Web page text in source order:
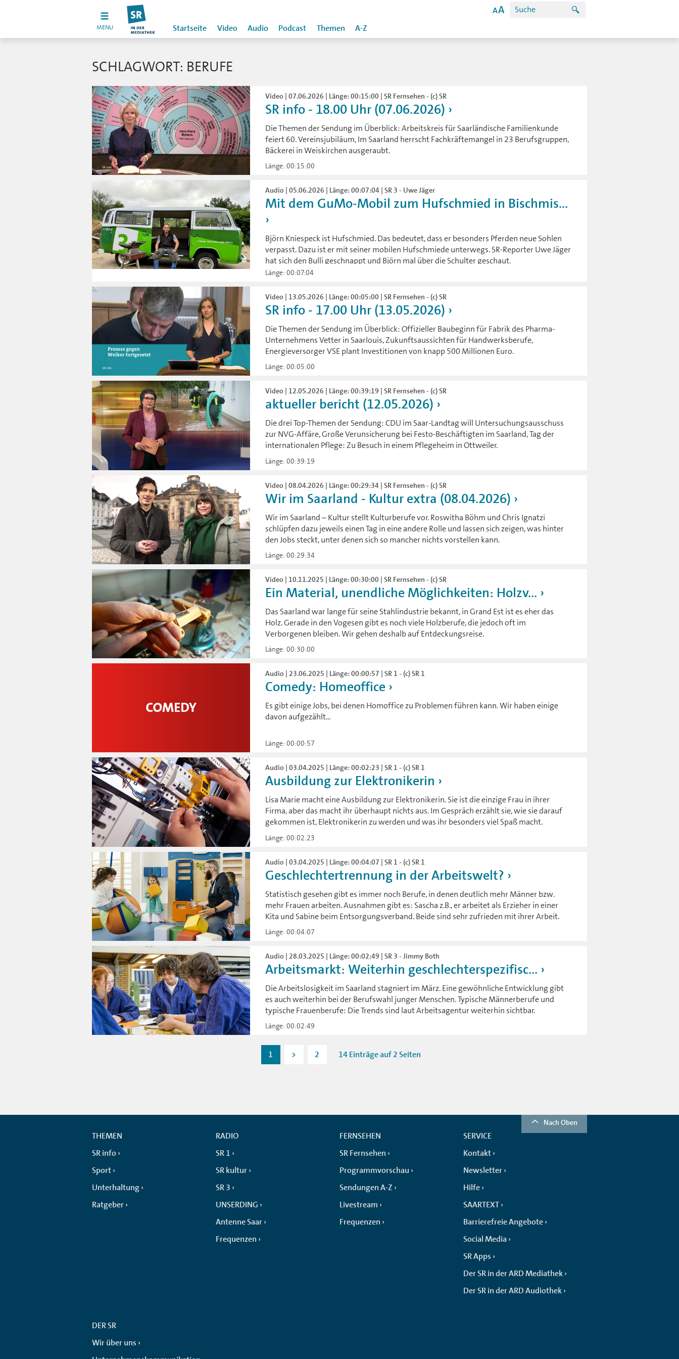
MENU Startseite Video Audio Podcast Themen A-Z
SCHLAGWORT: BERUFE
Video | 07.06.2026 | Länge: 00:15:00 | SR Fernsehen - (c) SR
SR info - 18.00 Uhr (07.06.2026)
Die Themen der Sendung im Überblick: Arbeitskreis für Saarländische Familienkunde
feiert 60. Vereinsjubiläum, Im Saarland herrscht Fachkräftemangel in 23 Berufsgruppen,
Bäckerei in Weiskirchen ausgeraubt.
Länge: 00:15:00
Audio | 05.06.2026 | Länge: 00:07:04 | SR 3 - Uwe Jäger
Mit dem GuMo-Mobil zum Hufschmied in Bischmis...
Björn Kniespeck ist Hufschmied. Das bedeutet, dass er besonders Pferden neue Sohlen
verpasst. Dazu ist er mit seiner mobilen Hufschmiede unterwegs. SR-Reporter Uwe Jäger
hat sich den Bulli geschnappt und Björn mal über die Schulter geschaut.
Länge: 00:07:04
Video | 13.05.2026 | Länge: 00:05:00 | SR Fernsehen - (c) SR
SR info - 17.00 Uhr (13.05.2026)
Die Themen der Sendung im Überblick: Offizieller Baubeginn für Fabrik des Pharma-
Unternehmens Vetter in Saarlouis, Zukunftsaussichten für Handwerksberufe,
Energieversorger VSE plant Investitionen von knapp 500 Millionen Euro.
Länge: 00:05:00
Video | 12.05.2026 | Länge: 00:39:19 | SR Fernsehen - (c) SR
aktueller bericht (12.05.2026)
Die drei Top-Themen der Sendung: CDU im Saar-Landtag will Untersuchungsausschuss
zur NVG-Affäre, Große Verunsicherung bei Festo-Beschäftigten im Saarland, Tag der
internationalen Pflege: Zu Besuch in einem Pflegeheim in Ottweiler.
Länge: 00:39:19
Video | 08.04.2026 | Länge: 00:29:34 | SR Fernsehen - (c) SR
Wir im Saarland - Kultur extra (08.04.2026)
Wir im Saarland – Kultur stellt Kulturberufe vor. Roswitha Böhm und Chris Ignatzi
schlüpfen dazu jeweils einen Tag in eine andere Rolle und lassen sich zeigen, was hinter
den Jobs steckt, unter denen sich so mancher nichts vorstellen kann.
Länge: 00:29:34
Video | 10.11.2025 | Länge: 00:30:00 | SR Fernsehen - (c) SR
Ein Material, unendliche Möglichkeiten: Holzv...
Das Saarland war lange für seine Stahlindustrie bekannt, in Grand Est ist es eher das
Holz. Gerade in den Vogesen gibt es noch viele Holzberufe, die jedoch oft im
Verborgenen bleiben. Wir gehen deshalb auf Entdeckungsreise.
Länge: 00:30:00
Audio | 23.06.2025 | Länge: 00:00:57 | SR 1 - (c) SR 1
Comedy: Homeoffice
Es gibt einige Jobs, bei denen Homoffice zu Problemen führen kann. Wir haben einige
davon aufgezählt...
Länge: 00:00:57
Audio | 03.04.2025 | Länge: 00:02:23 | SR 1 - (c) SR 1
Ausbildung zur Elektronikerin
Lisa Marie macht eine Ausbildung zur Elektronikerin. Sie ist die einzige Frau in ihrer
Firma, aber das macht ihr überhaupt nichts aus. Im Gespräch erzählt sie, wie sie darauf
gekommen ist, Elektronikerin zu werden und was ihr besonders viel Spaß macht.
Länge: 00:02:23
Audio | 03.04.2025 | Länge: 00:04:07 | SR 1 - (c) SR 1
Geschlechtertrennung in der Arbeitswelt?
Statistisch gesehen gibt es immer noch Berufe, in denen deutlich mehr Männer bzw.
mehr Frauen arbeiten. Ausnahmen gibt es: Sascha z.B., er arbeitet als Erzieher in einer
Kita und Sabine beim Entsorgungsverband. Beide sind sehr zufrieden mit ihrer Arbeit.
Länge: 00:04:07
Audio | 28.03.2025 | Länge: 00:02:49 | SR 3 - Jimmy Both
Arbeitsmarkt: Weiterhin geschlechterspezifisc...
Die Arbeitslosigkeit im Saarland stagniert im März. Eine gewöhnliche Entwicklung gibt
es auch weiterhin bei der Berufswahl junger Menschen. Typische Männerberufe und
typische Frauenberufe: Die Trends sind laut Arbeitsagentur weiterhin sichtbar.
Länge: 00:02:49
1 > 2 14 Einträge auf 2 Seiten
Nach Oben
THEMEN
SR info
Sport
Unterhaltung
Ratgeber
RADIO
SR 1
SR kultur
SR 3
UNSERDING
Antenne Saar
Frequenzen
FERNSEHEN
SR Fernsehen
Programmvorschau
Sendungen A-Z
Livestream
Frequenzen
SERVICE
Kontakt
Newsletter
Hilfe
SAARTEXT
Barrierefreie Angebote
Social Media
SR Apps
Der SR in der ARD Mediathek
Der SR in der ARD Audiothek
DER SR
Wir über uns